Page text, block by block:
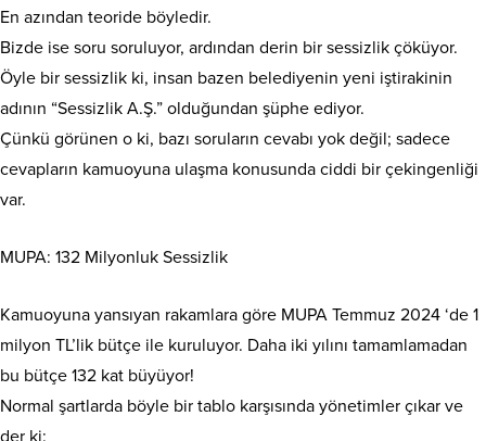
En azından teoride böyledir.
Bizde ise soru soruluyor, ardından derin bir sessizlik çöküyor.
Öyle bir sessizlik ki, insan bazen belediyenin yeni iştirakinin
adının “Sessizlik A.Ş.” olduğundan şüphe ediyor.
Çünkü görünen o ki, bazı soruların cevabı yok değil; sadece
cevapların kamuoyuna ulaşma konusunda ciddi bir çekingenliği
var.
MUPA: 132 Milyonluk Sessizlik
Kamuoyuna yansıyan rakamlara göre MUPA Temmuz 2024 ‘de 1
milyon TL’lik bütçe ile kuruluyor. Daha iki yılını tamamlamadan
bu bütçe 132 kat büyüyor!
Normal şartlarda böyle bir tablo karşısında yönetimler çıkar ve
der ki: